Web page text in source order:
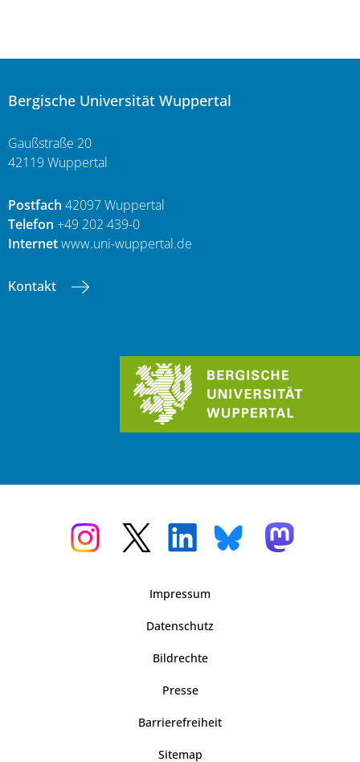
Bergische Universität Wuppertal
Gaußstraße 20
42119 Wuppertal
Postfach 42097 Wuppertal
Telefon +49 202 439-0
Internetwww.uni-wuppertal.de
Kontakt
Impressum
Datenschutz
Bildrechte
Presse
Barrierefreiheit
Sitemap